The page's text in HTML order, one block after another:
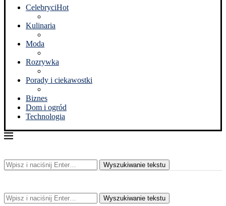
CelebryciHot
Kulinaria
Moda
Rozrywka
Porady i ciekawostki
Biznes
Dom i ogród
Technologia
Wyszukiwanie tekstu
Wyszukiwanie tekstu